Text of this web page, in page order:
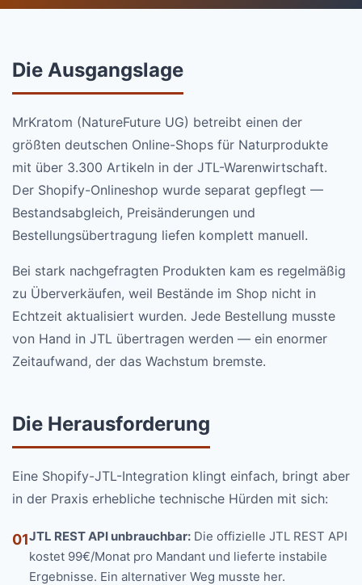
Die Ausgangslage
MrKratom (NatureFuture UG) betreibt einen der
größten deutschen Online-Shops für Naturprodukte
mit über 3.300 Artikeln in der JTL-Warenwirtschaft.
Der Shopify-Onlineshop wurde separat gepflegt —
Bestandsabgleich, Preisänderungen und
Bestellungsübertragung liefen komplett manuell.
Bei stark nachgefragten Produkten kam es regelmäßig
zu Überverkäufen, weil Bestände im Shop nicht in
Echtzeit aktualisiert wurden. Jede Bestellung musste
von Hand in JTL übertragen werden — ein enormer
Zeitaufwand, der das Wachstum bremste.
Die Herausforderung
Eine Shopify-JTL-Integration klingt einfach, bringt aber
in der Praxis erhebliche technische Hürden mit sich:
01JTL REST API unbrauchbar: Die offizielle JTL REST API
kostet 99€/Monat pro Mandant und lieferte instabile
Ergebnisse. Ein alternativer Weg musste her.